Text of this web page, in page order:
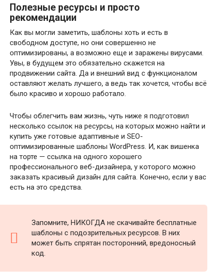
Полезные ресурсы и просто
рекомендации
Как вы могли заметить, шаблоны хоть и есть в
свободном доступе, но они совершенно не
оптимизированы, а возможно еще и заражены вирусами.
Увы, в будущем это обязательно скажется на
продвижении сайта. Да и внешний вид с функционалом
оставляют желать лучшего, а ведь так хочется, чтобы всё
было красиво и хорошо работало.
Чтобы облегчить вам жизнь, чуть ниже я подготовил
несколько ссылок на ресурсы, на которых можно найти и
купить уже готовые адаптивные и SEO-
оптимизированные шаблоны WordPress. И, как вишенка
на торте — ссылка на одного хорошего
профессионального веб-дизайнера, у которого можно
заказать красивый дизайн для сайта. Конечно, если у вас
есть на это средства.
Запомните, НИКОГДА не скачивайте бесплатные
шаблоны с подозрительных ресурсов. В них
может быть спрятан посторонний, вредоносный
код.